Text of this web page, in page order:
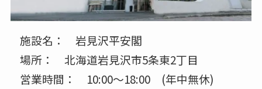
施設名： 岩見沢平安閣
場所： 北海道岩見沢市5条東2丁目
営業時間： 10:00～18:00 (年中無休)